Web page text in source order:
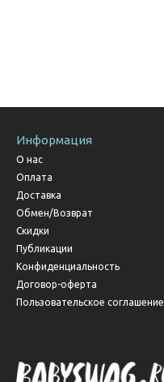
Информация
О нас
Оплата
Доставка
Обмен/Возврат
Скидки
Публикации
Конфиденциальность
Договор-оферта
Пользовательское соглашение